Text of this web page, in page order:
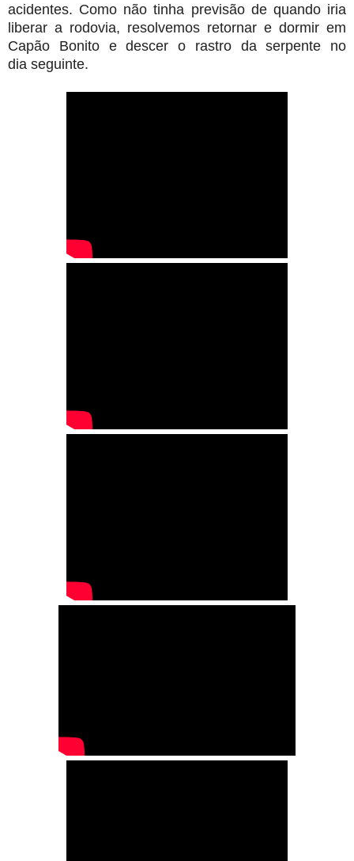
acidentes. Como não tinha previsão de quando iria
liberar a rodovia, resolvemos retornar e dormir em
Capão Bonito e descer o rastro da serpente no
dia seguinte.